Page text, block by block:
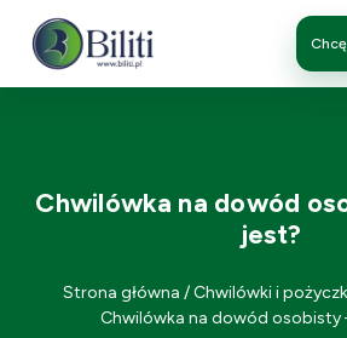
Chwilówka na dowód
jest?
Strona główna /Chwilówki i
Chwilówka na dowód osobisty